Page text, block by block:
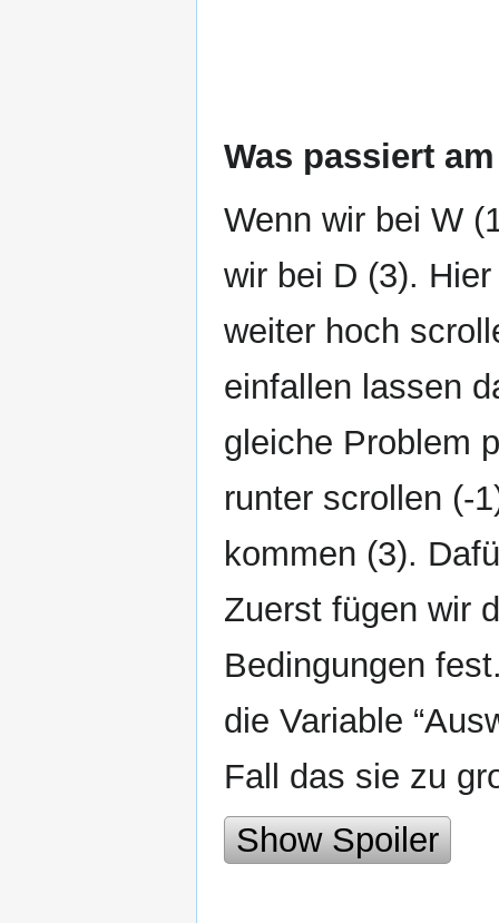
Was passiert
Wenn wir bei W
wir bei D (3).
weiter hoch
einfallen lassen
gleiche Problem
runter scrollen (-
kommen (3).
Zuerst fügen wir
Bedingungen
die Variable
Fall das sie zu
Show Spoiler